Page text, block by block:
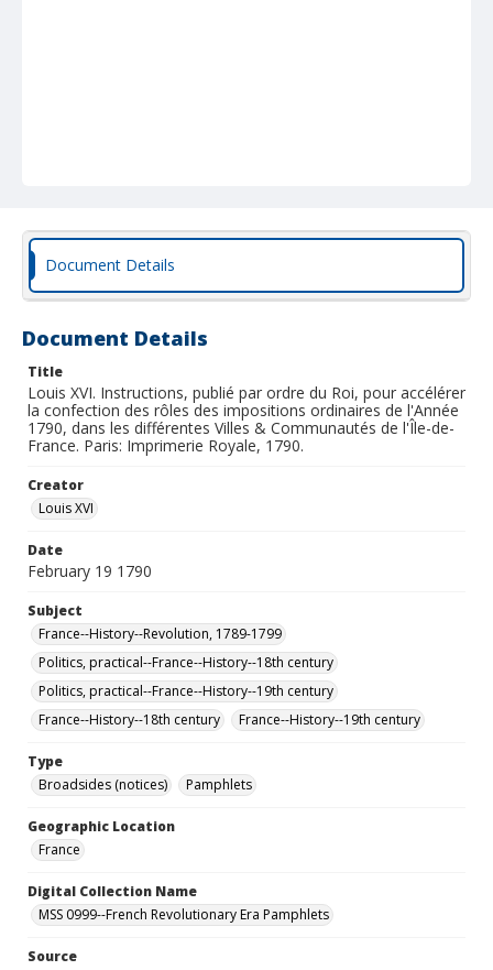
Document Details
Document Details
Title
Louis XVI. Instructions, publié par ordre du Roi, pour accélérer
la confection des rôles des impositions ordinaires de l'Année
1790, dans les différentes Villes & Communautés de l'Île-de-
France. Paris: Imprimerie Royale, 1790.
Creator
Louis XVI
Date
February 19 1790
Subject
France--History--Revolution, 1789-1799
Politics, practical--France--History--18th century
Politics, practical--France--History--19th century
France--History--18th century
France--History--19th century
Type
Broadsides (notices)
Pamphlets
Geographic Location
France
Digital Collection Name
MSS 0999--French Revolutionary Era Pamphlets
Source